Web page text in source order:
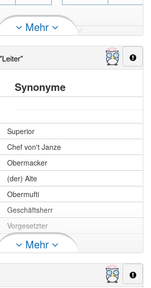
der
Leiter
Leiter
des
Leiters
Plural
die
Leiter
der
die
Leiter
die
Leiter
der
Plural
die
Akkusativ
den
Leitern
Mehr
Synonyme
Superior
Chef von't Janze
Obermacker
(der) Alte
Obermufti
Geschäftsherr
Vorgesetzter
Dienstvorgesetzter
Mehr